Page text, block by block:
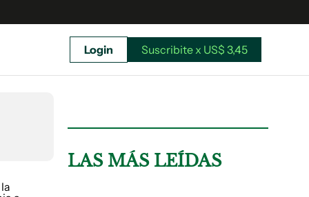
Login Suscribite x US$ 3,45
LAS MÁS LEÍDAS